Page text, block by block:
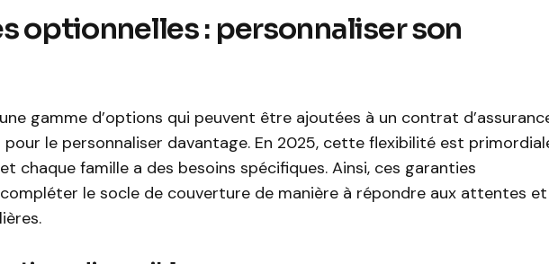
optionnelles : personnaliser son
gamme d’options qui peuvent être ajoutées à un contrat
le personnaliser davantage. En 2025, cette flexibilité est
chaque famille a des besoins spécifiques. Ainsi, ces garanties
le socle de couverture de manière à répondre aux attentes et